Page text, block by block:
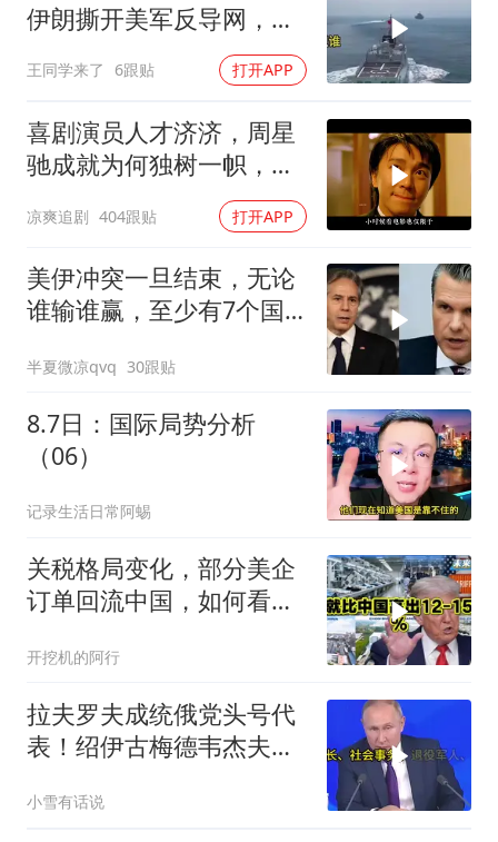
伊朗撕开美军反导网，炸
王同学来了 6跟贴 打开APP
喜剧演员人才济济，周星
驰成就为何独树一帜，他
凉爽追剧 404跟贴 打开APP
美伊冲突一旦结束，无论
谁输谁赢，至少有7个国
半夏微凉qvq 30跟贴
8.7日：国际局势分析
（06）
记录生活日常阿蜴
关税格局变化，部分美企
订单回流中国，如何看待
听听
开挖机的阿行
拉夫罗夫成统俄党头号代
表！绍伊古梅德韦杰夫双
懂了吗
小雪有话说